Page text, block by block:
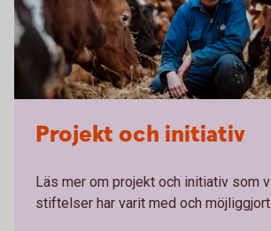
Projekt och initiativ
Läs mer om projekt och initiativ som
stiftelser har varit med och möjliggjort.